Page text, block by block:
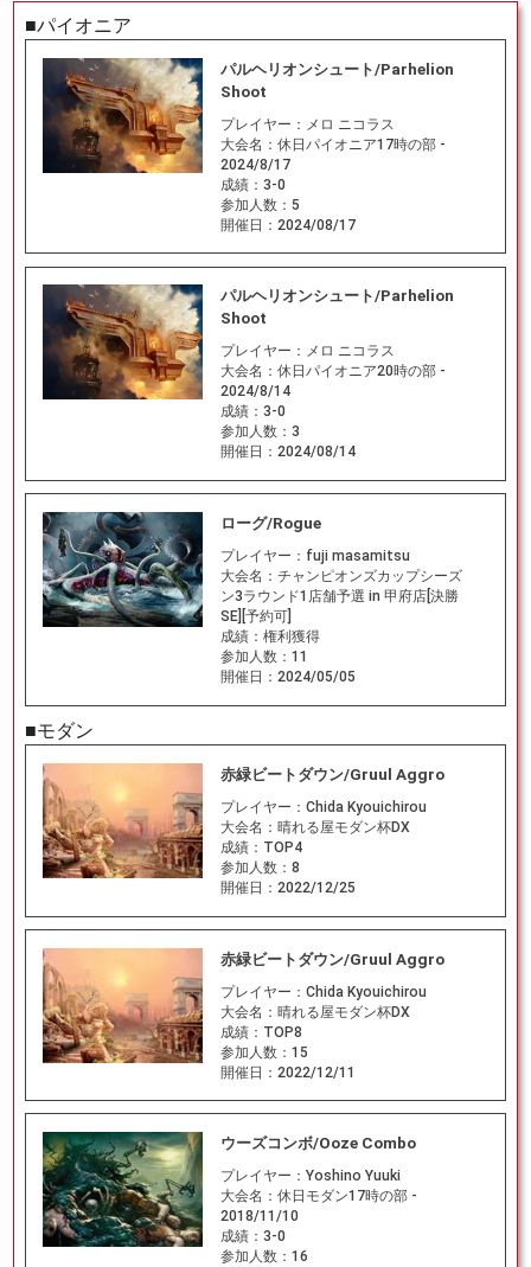
■パイオニア
パルヘリオンシュート/Parhelion
Shoot
プレイヤー： メロ ニコラス
大会名： 休日パイオニア17時の部 -
2024/8/17
成績： 3-0
参加人数： 5
開催日： 2024/08/17
パルヘリオンシュート/Parhelion
Shoot
プレイヤー： メロ ニコラス
大会名： 休日パイオニア20時の部 -
2024/8/14
成績： 3-0
参加人数： 3
開催日： 2024/08/14
ローグ/Rogue
プレイヤー： fuji masamitsu
大会名： チャンピオンズカップシーズ
ン3ラウンド1店舗予選 in 甲府店[決勝
SE][予約可]
成績： 権利獲得
参加人数： 11
開催日： 2024/05/05
■モダン
赤緑ビートダウン/Gruul Aggro
プレイヤー： Chida Kyouichirou
大会名： 晴れる屋モダン杯DX
成績： TOP4
参加人数： 8
開催日： 2022/12/25
赤緑ビートダウン/Gruul Aggro
プレイヤー： Chida Kyouichirou
大会名： 晴れる屋モダン杯DX
成績： TOP8
参加人数： 15
開催日： 2022/12/11
ウーズコンボ/Ooze Combo
プレイヤー： Yoshino Yuuki
大会名： 休日モダン17時の部 -
2018/11/10
成績： 3-0
参加人数： 16